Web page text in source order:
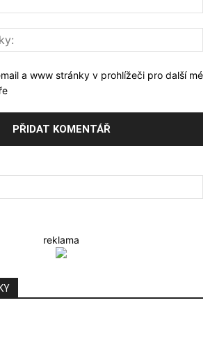
a www stránky v prohlížeči pro další mé
reklama